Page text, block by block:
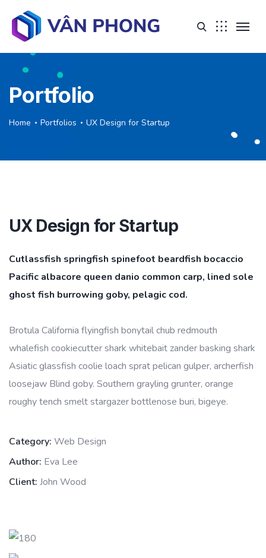
Portfolio
Home Portfolios UX Design for Startup
UX Design for Startup
Cutlassfish springfish spinefoot beardfish bocaccio
Pacific albacore queen danio common carp, lined sole
ghost fish burrowing goby, pelagic cod.
Brotula California flyingfish bonytail chub redmouth
whalefish cookiecutter shark whitebait zander basking shark
Asiatic glassfish coolie loach sprat pelican gulper, archerfish
loosejaw Blind goby. Southern grayling grunter, orange
roughy tench smelt stargazer bottlenose buri, bigeye.
Category: Web Design
Author: Eva Lee
Client: John Wood